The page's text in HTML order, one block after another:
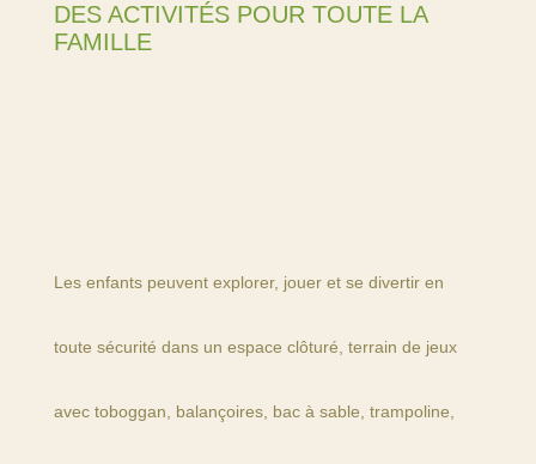
DES ACTIVITÉS POUR TOUTE LA
FAMILLE
Les enfants peuvent explorer, jouer et se divertir en
toute sécurité dans un espace clôturé, terrain de jeux
avec toboggan, balançoires, bac à sable, trampoline,